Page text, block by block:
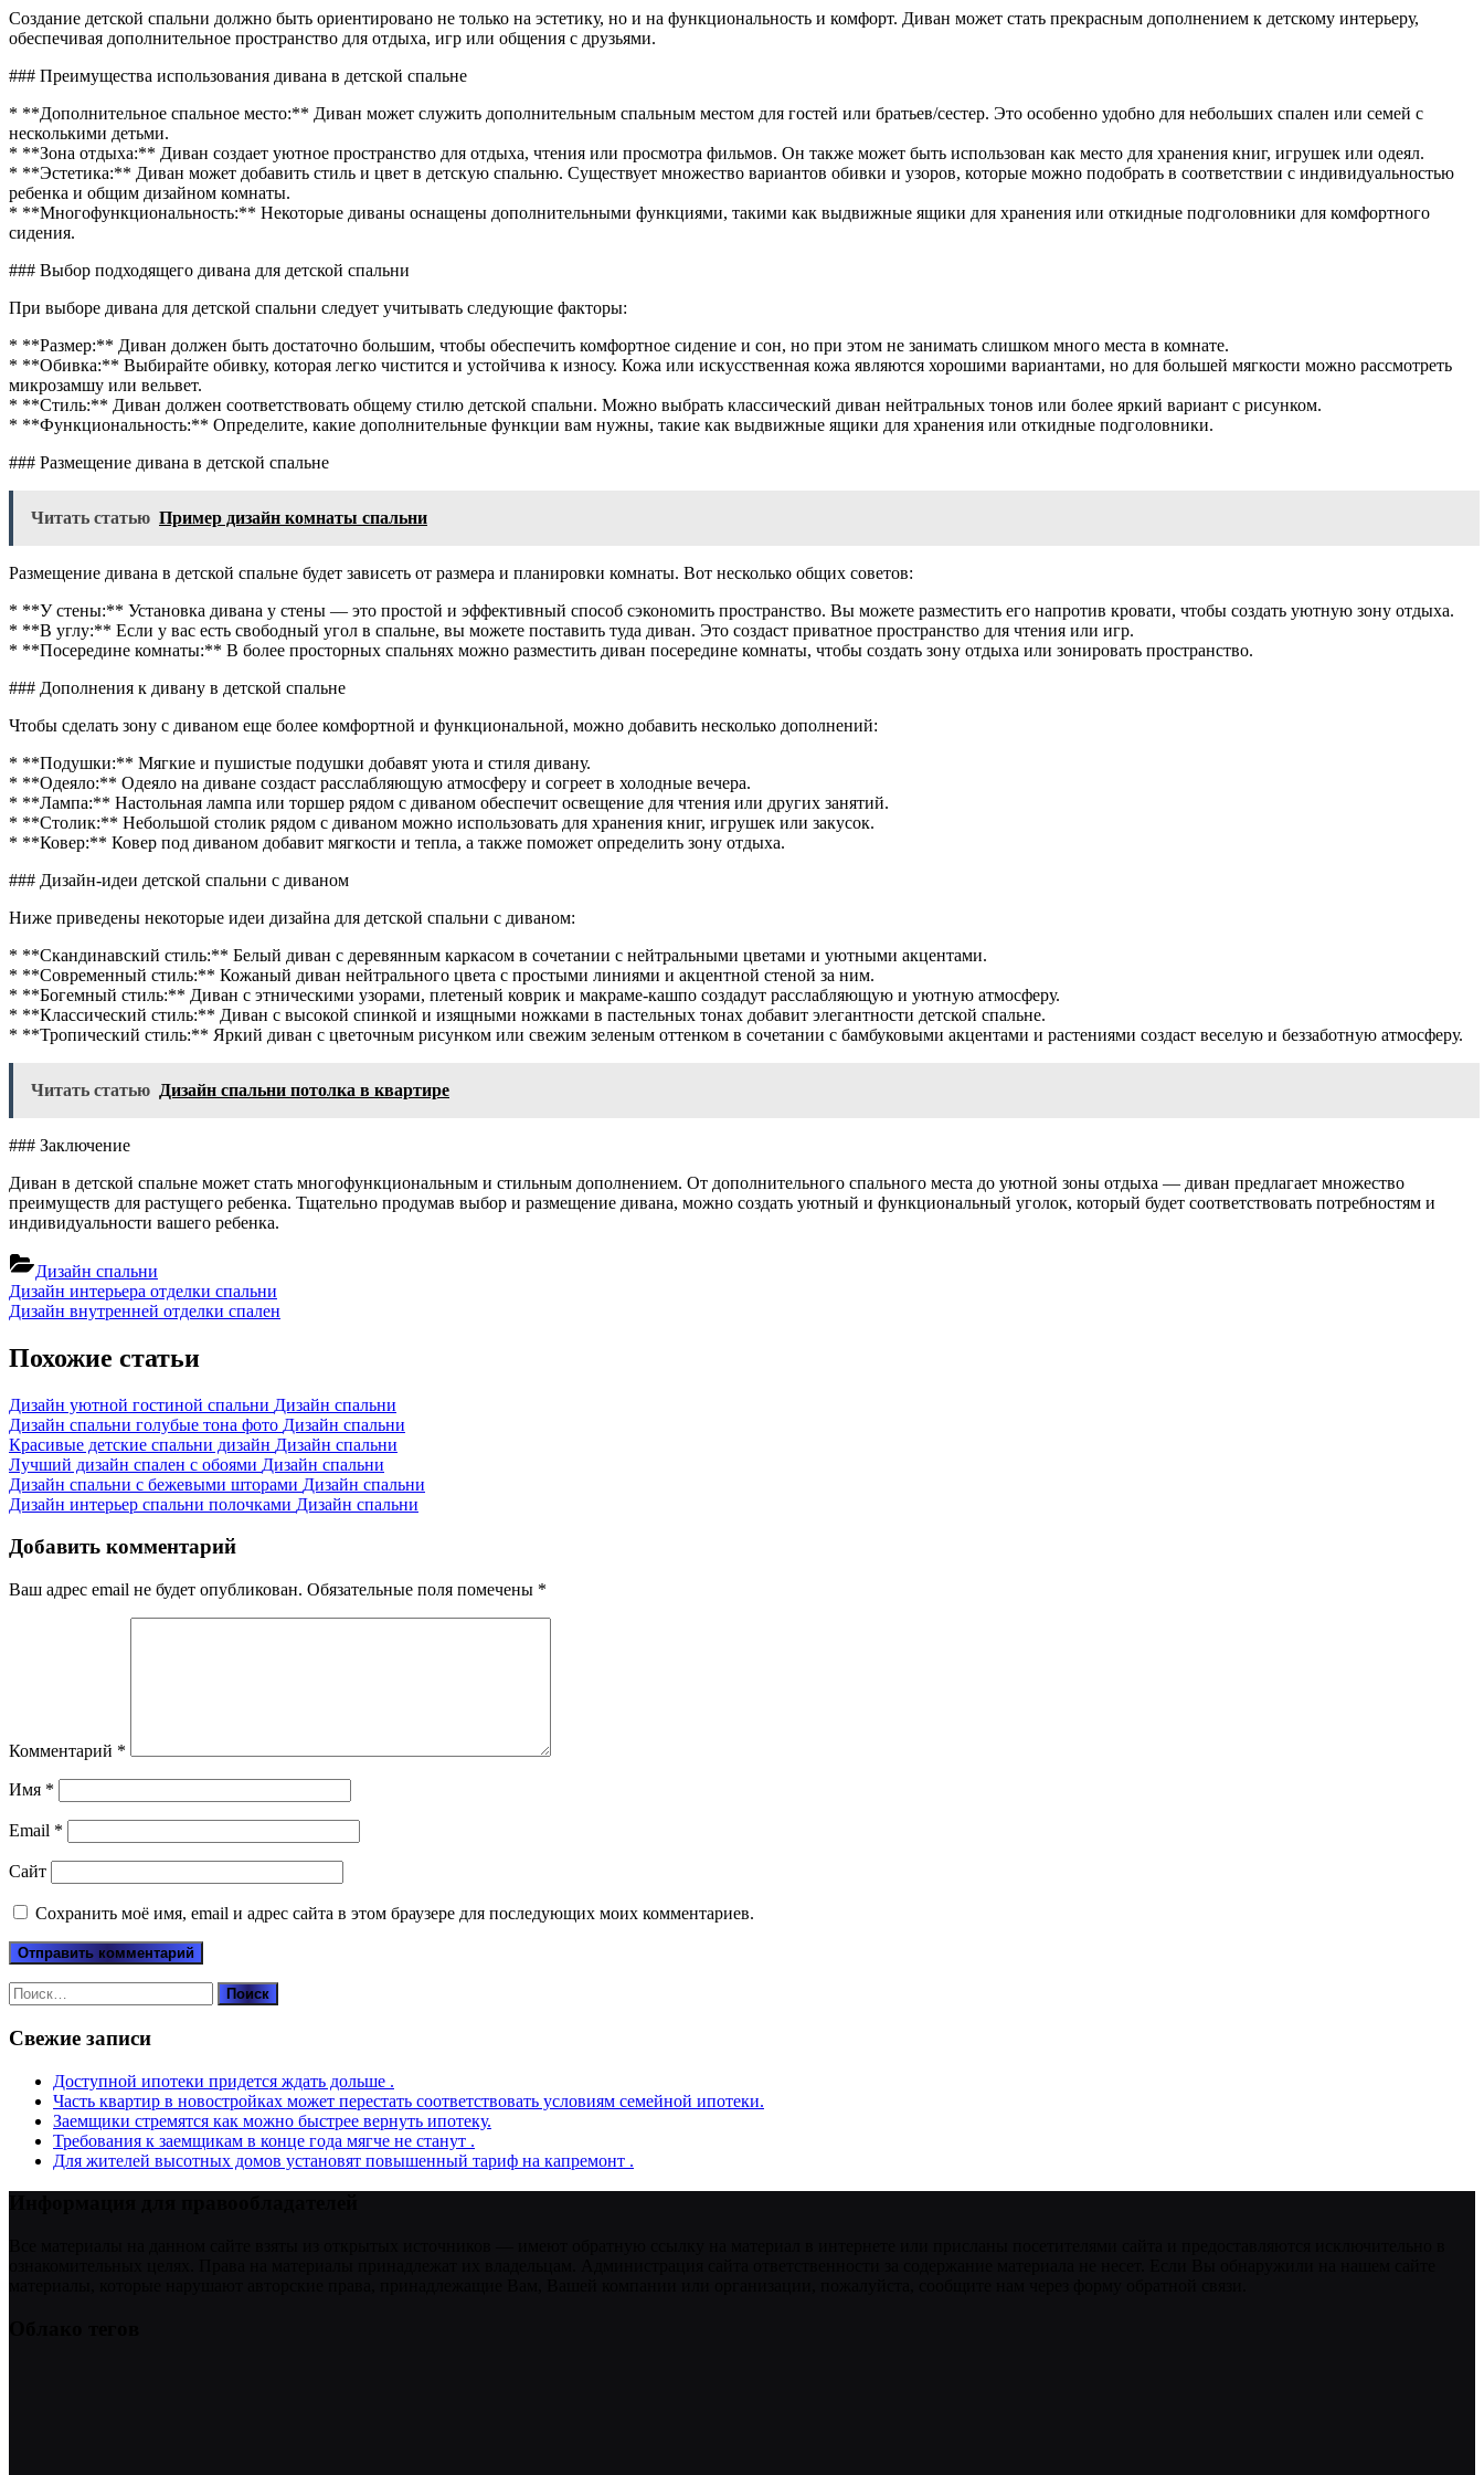
с
диваном
Создание детской спальни должно быть ориентировано не только на эстетику, но и на функциональность и комфорт. Диван может стать прекрасным дополнением к детскому интерьеру,
обеспечивая дополнительное пространство для отдыха, игр или общения с друзьями.
### Преимущества использования дивана в детской спальне
* **Дополнительное спальное место:** Диван может служить дополнительным спальным местом для гостей или братьев/сестер. Это особенно удобно для небольших спален или семей с
несколькими детьми.
* **Зона отдыха:** Диван создает уютное пространство для отдыха, чтения или просмотра фильмов. Он также может быть использован как место для хранения книг, игрушек или одеял.
* **Эстетика:** Диван может добавить стиль и цвет в детскую спальню. Существует множество вариантов обивки и узоров, которые можно подобрать в соответствии с индивидуальностью
ребенка и общим дизайном комнаты.
* **Многофункциональность:** Некоторые диваны оснащены дополнительными функциями, такими как выдвижные ящики для хранения или откидные подголовники для комфортного
сидения.
### Выбор подходящего дивана для детской спальни
При выборе дивана для детской спальни следует учитывать следующие факторы:
* **Размер:** Диван должен быть достаточно большим, чтобы обеспечить комфортное сидение и сон, но при этом не занимать слишком много места в комнате.
* **Обивка:** Выбирайте обивку, которая легко чистится и устойчива к износу. Кожа или искусственная кожа являются хорошими вариантами, но для большей мягкости можно рассмотреть
микрозамшу или вельвет.
* **Стиль:** Диван должен соответствовать общему стилю детской спальни. Можно выбрать классический диван нейтральных тонов или более яркий вариант с рисунком.
* **Функциональность:** Определите, какие дополнительные функции вам нужны, такие как выдвижные ящики для хранения или откидные подголовники.
### Размещение дивана в детской спальне
Читать статью Пример дизайн комнаты спальни
Размещение дивана в детской спальне будет зависеть от размера и планировки комнаты. Вот несколько общих советов:
* **У стены:** Установка дивана у стены — это простой и эффективный способ сэкономить пространство. Вы можете разместить его напротив кровати, чтобы создать уютную зону отдыха.
* **В углу:** Если у вас есть свободный угол в спальне, вы можете поставить туда диван. Это создаст приватное пространство для чтения или игр.
* **Посередине комнаты:** В более просторных спальнях можно разместить диван посередине комнаты, чтобы создать зону отдыха или зонировать пространство.
### Дополнения к дивану в детской спальне
Чтобы сделать зону с диваном еще более комфортной и функциональной, можно добавить несколько дополнений:
* **Подушки:** Мягкие и пушистые подушки добавят уюта и стиля дивану.
* **Одеяло:** Одеяло на диване создаст расслабляющую атмосферу и согреет в холодные вечера.
* **Лампа:** Настольная лампа или торшер рядом с диваном обеспечит освещение для чтения или других занятий.
* **Столик:** Небольшой столик рядом с диваном можно использовать для хранения книг, игрушек или закусок.
* **Ковер:** Ковер под диваном добавит мягкости и тепла, а также поможет определить зону отдыха.
### Дизайн-идеи детской спальни с диваном
Ниже приведены некоторые идеи дизайна для детской спальни с диваном:
* **Скандинавский стиль:** Белый диван с деревянным каркасом в сочетании с нейтральными цветами и уютными акцентами.
* **Современный стиль:** Кожаный диван нейтрального цвета с простыми линиями и акцентной стеной за ним.
* **Богемный стиль:** Диван с этническими узорами, плетеный коврик и макраме-кашпо создадут расслабляющую и уютную атмосферу.
* **Классический стиль:** Диван с высокой спинкой и изящными ножками в пастельных тонах добавит элегантности детской спальне.
* **Тропический стиль:** Яркий диван с цветочным рисунком или свежим зеленым оттенком в сочетании с бамбуковыми акцентами и растениями создаст веселую и беззаботную атмосферу.
Читать статью Дизайн спальни потолка в квартире
### Заключение
Диван в детской спальне может стать многофункциональным и стильным дополнением. От дополнительного спального места до уютной зоны отдыха — диван предлагает множество
преимуществ для растущего ребенка. Тщательно продумав выбор и размещение дивана, можно создать уютный и функциональный уголок, который будет соответствовать потребностям и
индивидуальности вашего ребенка.
Дизайн спальни
Навигация
по
записям
Previous
Post:
Дизайн интерьера отделки спальни
Next
Дизайн внутренней отделки спален
Похожие статьи
Дизайн уютной гостиной спальни Дизайн спальни
Дизайн спальни голубые тона фото Дизайн спальни
Красивые детские спальни дизайн Дизайн спальни
Лучший дизайн спален с обоями Дизайн спальни
Дизайн спальни с бежевыми шторами Дизайн спальни
Дизайн интерьер спальни полочками Дизайн спальни
Добавить комментарий
Ваш адрес email не будет опубликован. Обязательные поля помечены *
Комментарий *
Имя *
Email *
Сайт
Сохранить моё имя, email и адрес сайта в этом браузере для последующих моих комментариев.
Найти:
Свежие записи
Доступной ипотеки придется ждать дольше .
Часть квартир в новостройках может перестать соответствовать условиям семейной ипотеки.
Заемщики стремятся как можно быстрее вернуть ипотеку.
Требования к заемщикам в конце года мягче не станут .
Для жителей высотных домов установят повышенный тариф на капремонт .